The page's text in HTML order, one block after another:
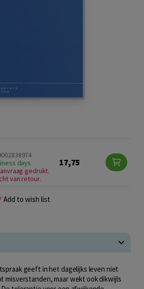
days
gedrukt.
van retour.
17,75
Add to wish list
geeft in het dagelijks leven niet
misverstanden, maar wekt ook dikwijls